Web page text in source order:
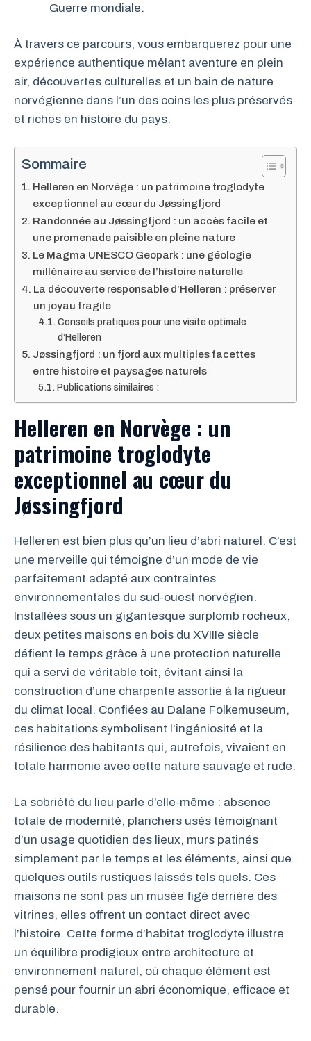
Guerre mondiale.
À travers ce parcours, vous embarquerez pour une
expérience authentique mêlant aventure en plein
air, découvertes culturelles et un bain de nature
norvégienne dans l’un des coins les plus préservés
et riches en histoire du pays.
Sommaire
Helleren en Norvège : un patrimoine troglodyte
exceptionnel au cœur du Jøssingfjord
Randonnée au Jøssingfjord : un accès facile et
une promenade paisible en pleine nature
Le Magma UNESCO Geopark : une géologie
millénaire au service de l’histoire naturelle
La découverte responsable d’Helleren : préserver
un joyau fragile
Conseils pratiques pour une visite optimale
d’Helleren
Jøssingfjord : un fjord aux multiples facettes
entre histoire et paysages naturels
Publications similaires :
Helleren en Norvège : un
patrimoine troglodyte
exceptionnel au cœur du
Jøssingfjord
Helleren est bien plus qu’un lieu d’abri naturel. C’est
une merveille qui témoigne d’un mode de vie
parfaitement adapté aux contraintes
environnementales du sud-ouest norvégien.
Installées sous un gigantesque surplomb rocheux,
deux petites maisons en bois du XVIIIe siècle
défient le temps grâce à une protection naturelle
qui a servi de véritable toit, évitant ainsi la
construction d’une charpente assortie à la rigueur
du climat local. Confiées au Dalane Folkemuseum,
ces habitations symbolisent l’ingéniosité et la
résilience des habitants qui, autrefois, vivaient en
totale harmonie avec cette nature sauvage et rude.
La sobriété du lieu parle d’elle-même : absence
totale de modernité, planchers usés témoignant
d’un usage quotidien des lieux, murs patinés
simplement par le temps et les éléments, ainsi que
quelques outils rustiques laissés tels quels. Ces
maisons ne sont pas un musée figé derrière des
vitrines, elles offrent un contact direct avec
l’histoire. Cette forme d’habitat troglodyte illustre
un équilibre prodigieux entre architecture et
environnement naturel, où chaque élément est
pensé pour fournir un abri économique, efficace et
durable.